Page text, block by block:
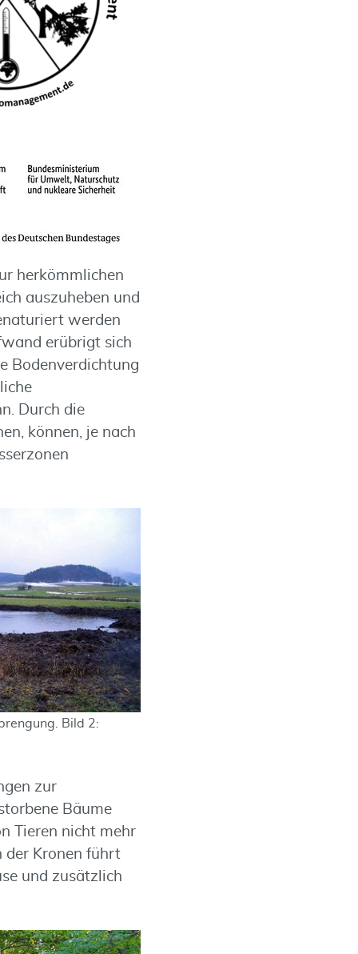
herkömmlichen
auszuheben und
werden
erübrigt sich
Bodenverdichtung
Durch die
können, je nach
Bild 2:
zur
Bäume
Tieren nicht mehr
der Kronen führt
und zusätzlich